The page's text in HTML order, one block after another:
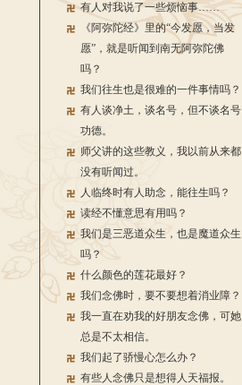
有人对我说了一些烦恼事……
《阿弥陀经》里的“今发愿，当发
愿”，就是听闻到南无阿弥陀佛
吗？
我们往生也是很难的一件事情吗？
有人谈净土，谈名号，但不谈名号
功德。
师父讲的这些教义，我以前从来都
没有听闻过。
人临终时有人助念，能往生吗？
读经不懂意思有用吗？
我们是三恶道众生，也是魔道众生
吗？
什么颜色的莲花最好？
我们念佛时，要不要想着消业障？
我一直在劝我的好朋友念佛，可她
总是不太相信。
我们起了骄慢心怎么办？
有些人念佛只是想得人天福报。